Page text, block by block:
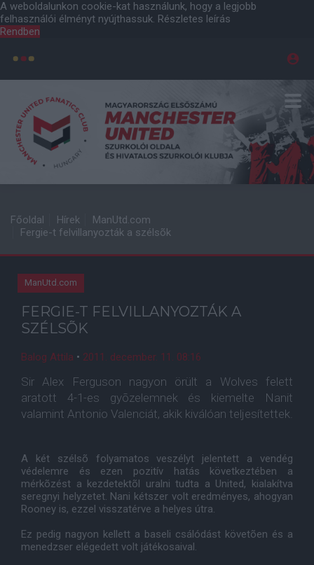
A weboldalunkon cookie-kat használunk, hogy a legjobb
felhasználói élményt nyújthassuk. Részletes leírás
Rendben
Főoldal Hírek
ManUtd.com
Fergie-t felvillanyozták a szélsõk
ManUtd.com
FERGIE-T FELVILLANYOZTÁK A
SZÉLSÕK
Balog Attila • 2011. december. 11. 08:16
Sir Alex Ferguson nagyon örült a Wolves felett
aratott 4-1-es gyõzelemnek és kiemelte Nanit
valamint Antonio Valenciát, akik kiválóan teljesítettek.
A két szélsõ folyamatos veszélyt jelentett a vendég
védelemre és ezen pozitív hatás következtében a
mérkõzést a kezdetektõl uralni tudta a United, kialakítva
seregnyi helyzetet. Nani kétszer volt eredményes, ahogyan
Rooney is, ezzel visszatérve a helyes útra.
Ez pedig nagyon kellett a baseli csálódást követõen és a
menedzser elégedett volt játékosaival.